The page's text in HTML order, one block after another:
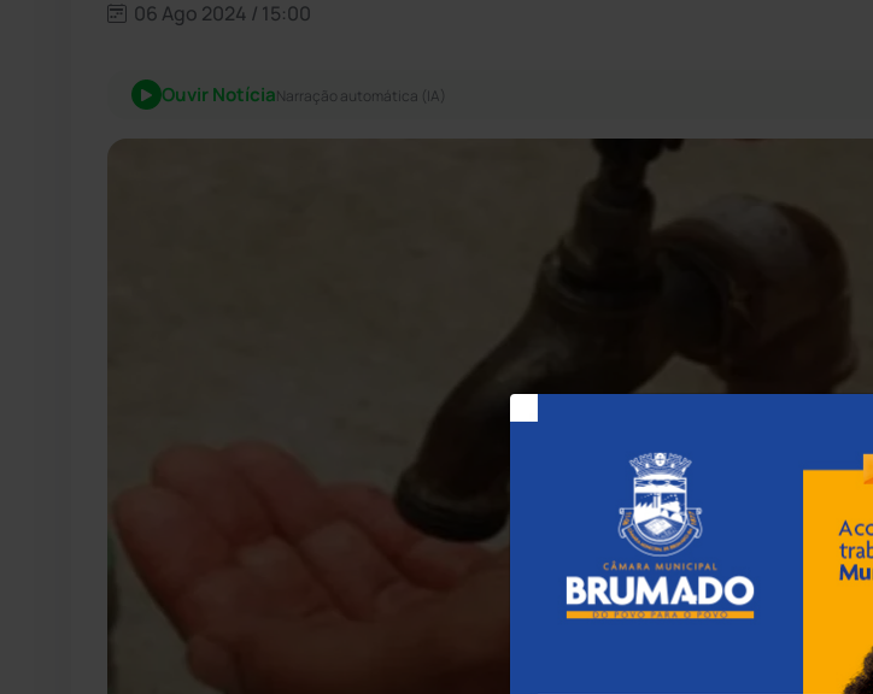
06 Ago 2024 / 15:00
Ouvir NotíciaNarração automática (IA)